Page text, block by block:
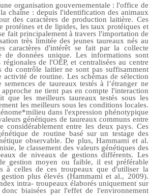
organisation gouvernementale : l'office de
chaîne : depuis l'identification des animaux
des caractères de production laitière. Ces
protéines et de lipides, les taux protéiques et
fait principalement à travers l'importation de
très limitée des jeunes taureaux nés au
caractères d'intérêt se fait par la collecte
données unique. Les informations sont
de l'OEP, et centralisées au centre
du contrôle laitier ne sont pas suffisamment
de routine. Les schémas de sélection
de taureaux testés à l’étranger ne
ne tient pas en compte l'interaction
les meilleurs taureaux testés sous les
les meilleurs sous les conditions locales.
dans l'expression phénotypique
génétiques de taureaux communs entre
entre les deux pays. Ces
de routine basé sur un testage des
observable. De plus, Hammami et al.
le classement des valeurs génétiques des
de niveaux de gestions différents. Les
gestion moyen ou faible, il est préférable
à celles de ces troupeaux que d'utiliser la
plus élevés (Hammami et al., 2009).
intra- troupeaux élaborés uniquement sur
biaisées par l'effet de l'environnement